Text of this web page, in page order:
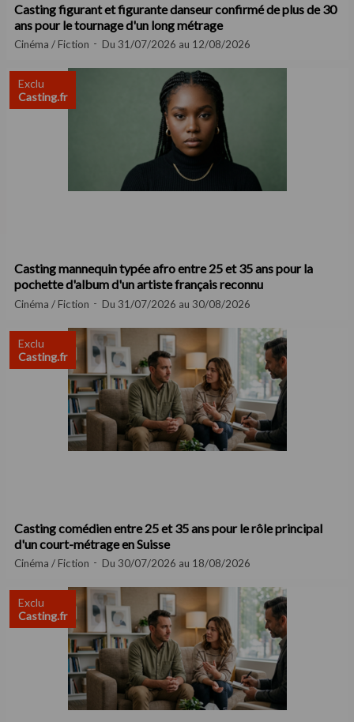
Casting figurant et figurante danseur confirmé de plus de 30
ans pour le tournage d'un long métrage
Cinéma / Fiction Du 31/07/2026 au 12/08/2026
Exclu
Casting.fr
Casting mannequin typée afro entre 25 et 35 ans pour la
pochette d'album d'un artiste français reconnu
Cinéma / Fiction Du 31/07/2026 au 30/08/2026
Exclu
Casting.fr
Casting comédien entre 25 et 35 ans pour le rôle principal
d'un court-métrage en Suisse
Cinéma / Fiction Du 30/07/2026 au 18/08/2026
Exclu
Casting.fr